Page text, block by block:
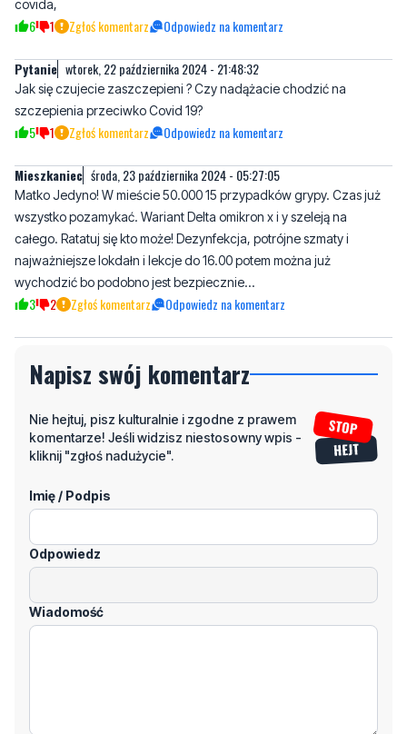
Buhahahahahahahaha
Tyle walki z covidem i nadal szaleje? Już Putina covidek przestał
covida,
6 1 Zgłoś komentarz Odpowiedz na komentarz
Pytanie wtorek, 22 października 2024 - 21:48:32
szczepienia przeciwko Covid 19?
5 1 Zgłoś komentarz Odpowiedz na komentarz
Mieszkaniec środa, 23 października 2024 - 05:27:05
Matko Jedyno! W mieście 50.000 15 przypadków grypy. Czas już
wszystko pozamykać. Wariant Delta omikron x i y szeleją na
całego. Ratatuj się kto może! Dezynfekcja, potrójne szmaty i
3 2 Zgłoś komentarz Odpowiedz na komentarz
Napisz swój komentarz
komentarze! Jeśli widzisz niestosowny wpis -
Imię / Podpis
Odpowiedz